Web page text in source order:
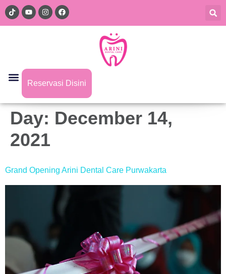
Reservasi Disini
Day: December 14,
2021
Grand Opening Arini Dental Care Purwakarta